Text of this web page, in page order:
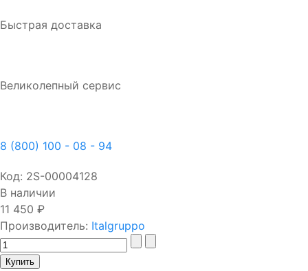
Быстрая доставка
Великолепный сервис
8 (800) 100 - 08 - 94
Код: 2S-00004128
В наличии
11 450 ₽
Производитель: Italgruppo